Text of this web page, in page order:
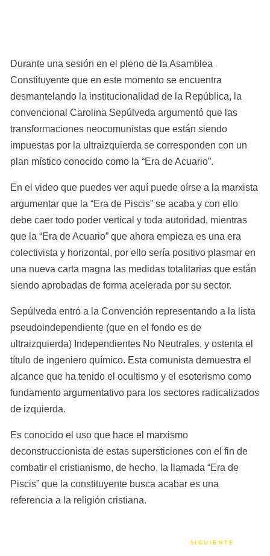
Durante una sesión en el pleno de la Asamblea
Constituyente que en este momento se encuentra
desmantelando la institucionalidad de la República, la
convencional Carolina Sepúlveda argumentó que las
transformaciones neocomunistas que están siendo
impuestas por la ultraizquierda se corresponden con un
plan místico conocido como la “Era de Acuario”.
En el video que puedes ver aquí puede oírse a la marxista
argumentar que la “Era de Piscis” se acaba y con ello
debe caer todo poder vertical y toda autoridad, mientras
que la “Era de Acuario” que ahora empieza es una era
colectivista y horizontal, por ello sería positivo plasmar en
una nueva carta magna las medidas totalitarias que están
siendo aprobadas de forma acelerada por su sector.
Sepúlveda entró a la Convención representando a la lista
pseudoindependiente (que en el fondo es de
ultraizquierda) Independientes No Neutrales, y ostenta el
título de ingeniero químico. Esta comunista demuestra el
alcance que ha tenido el ocultismo y el esoterismo como
fundamento argumentativo para los sectores radicalizados
de izquierda.
Es conocido el uso que hace el marxismo
deconstruccionista de estas supersticiones con el fin de
combatir el cristianismo, de hecho, la llamada “Era de
Piscis” que la constituyente busca acabar es una
referencia a la religión cristiana.
SIGUIENTE